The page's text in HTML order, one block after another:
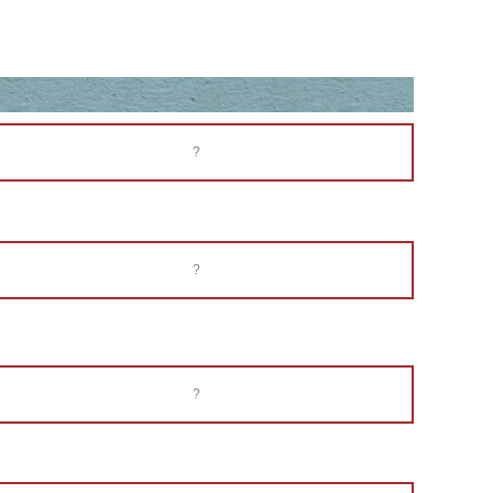
?
?
?